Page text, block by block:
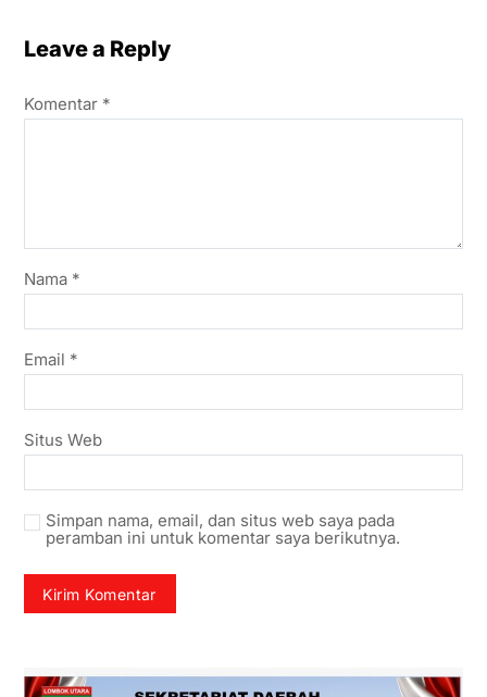
Leave a Reply
Komentar *
Nama *
Email *
Situs Web
Simpan nama, email, dan situs web saya pada
peramban ini untuk komentar saya berikutnya.